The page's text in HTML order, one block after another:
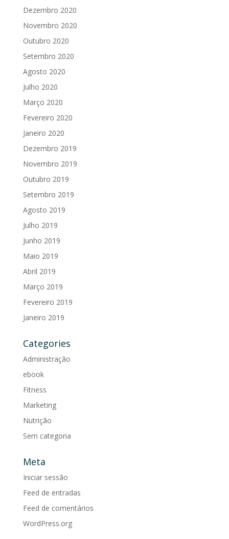
Dezembro 2020
Novembro 2020
Outubro 2020
Setembro 2020
Agosto 2020
Julho 2020
Março 2020
Fevereiro 2020
Janeiro 2020
Dezembro 2019
Novembro 2019
Outubro 2019
Setembro 2019
Agosto 2019
Julho 2019
Junho 2019
Maio 2019
Abril 2019
Março 2019
Fevereiro 2019
Janeiro 2019
Categories
Administração
ebook
Fitness
Marketing
Nutrição
Sem categoria
Meta
Iniciar sessão
Feed de entradas
Feed de comentários
WordPress.org